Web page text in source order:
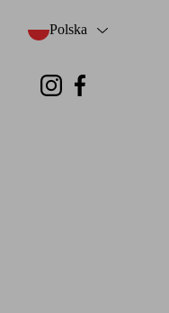
Polska
- Wybierz kraj